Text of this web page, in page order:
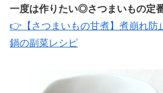
一度は作りたい◎さつまいもの定
👉【さつまいもの甘煮】煮崩れ防
鍋の副菜レシピ